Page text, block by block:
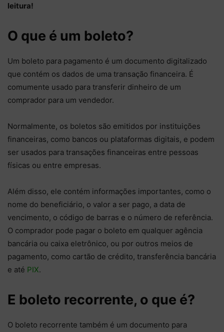
leitura!
O que é um boleto?
Um boleto para pagamento é um documento digitalizado
que contém os dados de uma transação financeira. É
comumente usado para transferir dinheiro de um
comprador para um vendedor.
Normalmente, os boletos são emitidos por instituições
financeiras, como bancos ou plataformas digitais, e podem
ser usados para transações financeiras entre pessoas
físicas ou entre empresas.
Além disso, ele contém informações importantes, como o
nome do beneficiário, o valor a ser pago, a data de
vencimento, o código de barras e o número de referência.
O comprador pode pagar o boleto em qualquer agência
bancária ou caixa eletrônico, ou por outros meios de
pagamento, como cartão de crédito, transferência bancária
e até PIX.
E boleto recorrente, o que é?
O boleto recorrente também é um documento para